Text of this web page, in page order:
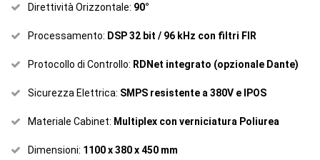
Direttività Orizzontale: 90°
Processamento: DSP 32 bit / 96 kHz con filtri FIR
Protocollo di Controllo: RDNet integrato (opzionale Dante)
Sicurezza Elettrica: SMPS resistente a 380V e IPOS
Materiale Cabinet: Multiplex con verniciatura Poliurea
Dimensioni: 1100 x 380 x 450 mm